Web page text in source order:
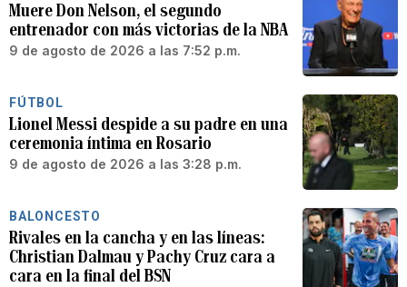
Muere Don Nelson, el segundo
entrenador con más victorias de la NBA
9 de agosto de 2026 a las 7:52 p.m.
FÚTBOL
Lionel Messi despide a su padre en una
ceremonia íntima en Rosario
9 de agosto de 2026 a las 3:28 p.m.
BALONCESTO
Rivales en la cancha y en las líneas:
Christian Dalmau y Pachy Cruz cara a
cara en la final del BSN